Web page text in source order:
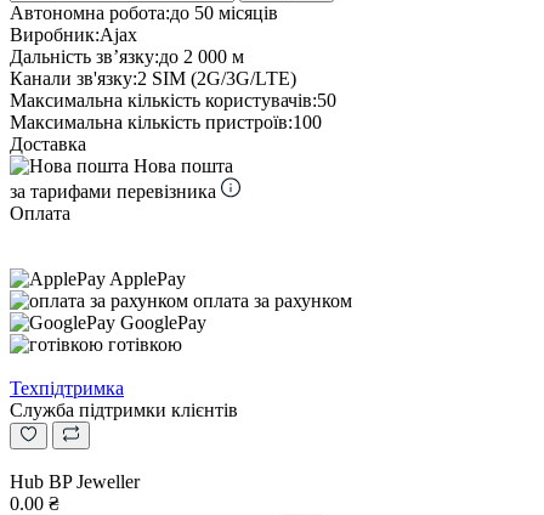
Автономна робота:до 50 місяців
Виробник:Ajax
Дальність звʼязку:до 2 000 м
Канали зв'язку:2 SIM (2G/3G/LTE)
Максимальна кількість користувачів:50
Максимальна кількість пристроїв:100
Доставка
Нова пошта
за тарифами перевізника
Оплата
ApplePay
оплата за рахунком
GooglePay
готівкою
Техпідтримка
Служба підтримки клієнтів
Hub BP Jeweller
0.00 ₴